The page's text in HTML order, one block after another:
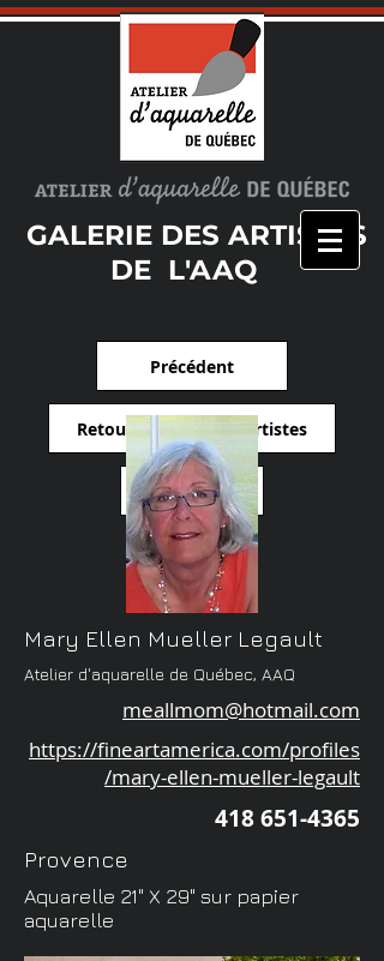
GALERIE DES ARTISTES
DE L'AAQ
Précédent
Retour à la liste des artistes
Suivant
Mary Ellen Mueller Legault
Atelier d'aquarelle de Québec, AAQ
meallmom@hotmail.com
https://fineartamerica.com/profiles
/mary-ellen-mueller-legault
418 651-4365
Provence
Aquarelle 21" X 29" sur papier
aquarelle